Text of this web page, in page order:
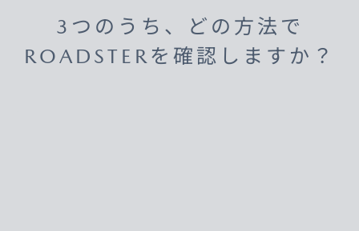
3つのうち、どの方法で
ROADSTERを確認しますか？